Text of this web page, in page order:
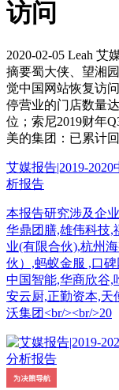
访问
2020-02-05 Leah 艾
摘要蜀大侠、望湘
觉中国网站恢复访
停营业的门店数量
位；索尼2019财年
美的集团：已累计
艾媒报告|2019-
析报告
本报告研究涉及企
华鼎团膳,雄伟科技,
业(有限合伙),杭州
伙）,蚂蚁金服 ,口
中国智能,华商欣谷,
安云厨,正勤资本,天
沃集团<br/><br/>20